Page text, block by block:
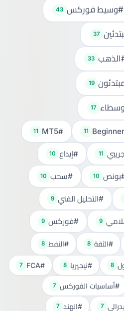
#وسيط فوركس 43
37
33
19
17
11
#MT5
11
11 #إيداع 10
10 #سحب 10
#التحليل الفني 9
9 #فوركس 9
#الثقة 8 #النفط 8
8 #نيجيريا 8
#FCA
7
#أساسيات الفوركس 7
7 #الهند 7